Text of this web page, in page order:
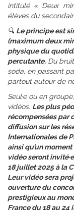
intitulé « Deux
élèves du
🔍 Le principe est
(maximum deux
physique du
percutante. Du
soda, en passant
partout autour de
Seul·e ou en
vidéos. Les plus
récompensées par
diffusion sur les
Internationales de
ainsi qu’un
vidéo seront
18 juillet 2025 à la
Leur vidéo sera
ouverture du
prestigieux au
France du 18 au 24